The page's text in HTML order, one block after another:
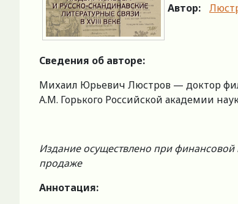
Автор:
Сведения об авторе:
Михаил Юрьевич Люстров — доктор
А.М. Горького Российской академии
Издание осуществлено при
продаже
Аннотация: